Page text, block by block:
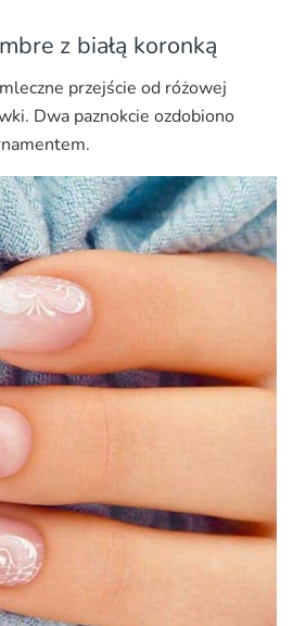
z białą koronką
przejście od różowej
Dwa paznokcie ozdobiono